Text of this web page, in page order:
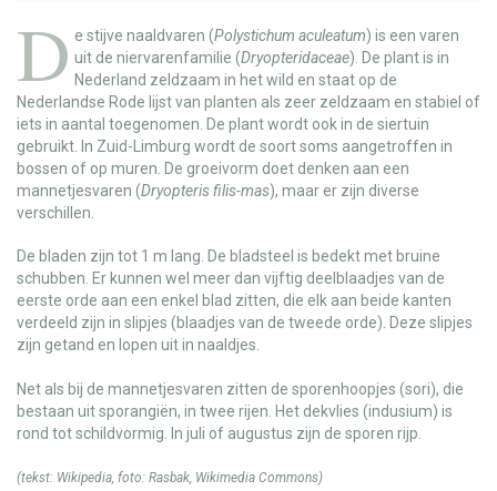
D estijve naaldvaren (Polystichum aculeatum) is een varen
uit de niervarenfamilie (Dryopteridaceae). De plant is in
Nederland zeldzaam in het wild en staat op de
Nederlandse Rode lijst van planten als zeer zeldzaam en stabiel of
iets in aantal toegenomen. De plant wordt ook in de siertuin
gebruikt. In Zuid-Limburg wordt de soort soms aangetroffen in
bossen of op muren. De groeivorm doet denken aan een
mannetjesvaren (Dryopteris filis-mas), maar er zijn diverse
verschillen.
De bladen zijn tot 1 m lang. De bladsteel is bedekt met bruine
schubben. Er kunnen wel meer dan vijftig deelblaadjes van de
eerste orde aan een enkel blad zitten, die elk aan beide kanten
verdeeld zijn in slipjes (blaadjes van de tweede orde). Deze slipjes
zijn getand en lopen uit in naaldjes.
Net als bij de mannetjesvaren zitten de sporenhoopjes (sori), die
bestaan uit sporangiën, in twee rijen. Het dekvlies (indusium) is
rond tot schildvormig. In juli of augustus zijn de sporen rijp.
(tekst: Wikipedia, foto: Rasbak, Wikimedia Commons)